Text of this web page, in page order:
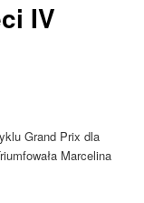
IV
Grand Prix dla
Marcelina